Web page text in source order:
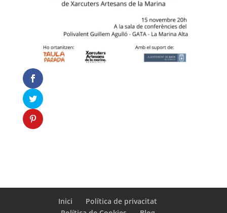
Inici
Política de privacitat